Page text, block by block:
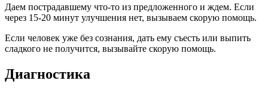
Даем пострадавшему что-то из предложенного и ждем. Если
через 15-20 минут улучшения нет, вызываем скорую помощь.
Если человек уже без сознания, дать ему съесть или выпить
сладкого не получится, вызывайте скорую помощь.
Диагностика